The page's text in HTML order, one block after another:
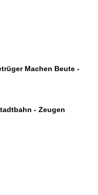
Machen Beute -
- Zeugen